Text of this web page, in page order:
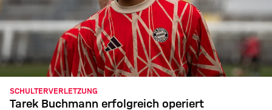
SCHULTERVERLETZUNG
Tarek Buchmann erfolgreich operiert